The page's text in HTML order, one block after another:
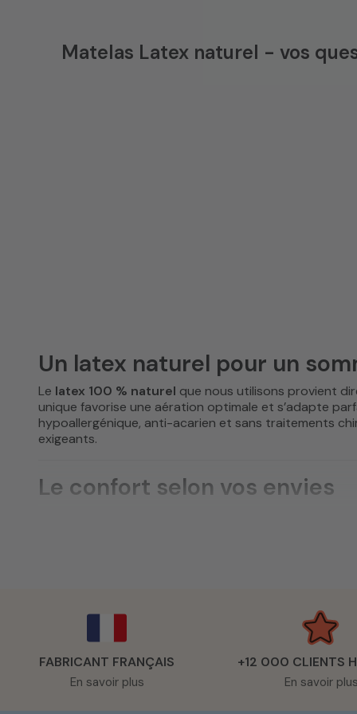
Matelas Latex naturel - vos
Un latex naturel pour un
Le latex 100 % naturel que nous utilisons provient
unique favorise une aération optimale et s’adapte
hypoallergénique, anti-acarien et sans traitements
exigeants.
Le confort selon vos envies
besoins de maintien et à vos habitudes de sommeil.
Le savoir-faire artisanal
Fabriqué à la main dans notre atelier de Tourcoing,
matières et veillent à chaque étape de la fabrication,
durable et élégante. En choisissant un matelas
qui la réalisent. Nos
FABRICANT FRANÇAIS
En savoir plus
+12 000 CLIENTS
En savoir plus